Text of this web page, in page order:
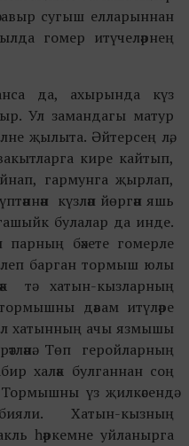
сугыш елларыннан
гомер итүчеләрнең
да, ахырында күз
Ул замандагы матур
җылыта. Әйтерсең лә,
кире кайтып,
гармунга җырлап,
күзләп йөргән яшь
гашыйк булалар да инде.
бәхете гомерле
барган тормыш юлы
тә хатын-кызларның
дәвам итүләре
хатынның ачы язмышы
Төп геройларның
халәк булганнан соң
үз җилкәсендә
Хатын-кызның
һәркемне уйланырга